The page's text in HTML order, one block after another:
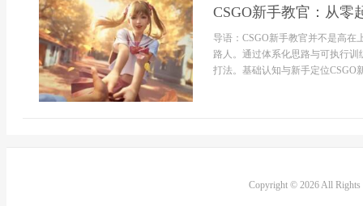
CSGO新手教官：从零
导语：CSGO新手教官并不是高在
路人。通过体系化思路与可执行
打法。基础认知与新手定位CSGO
Copyright © 2026 All